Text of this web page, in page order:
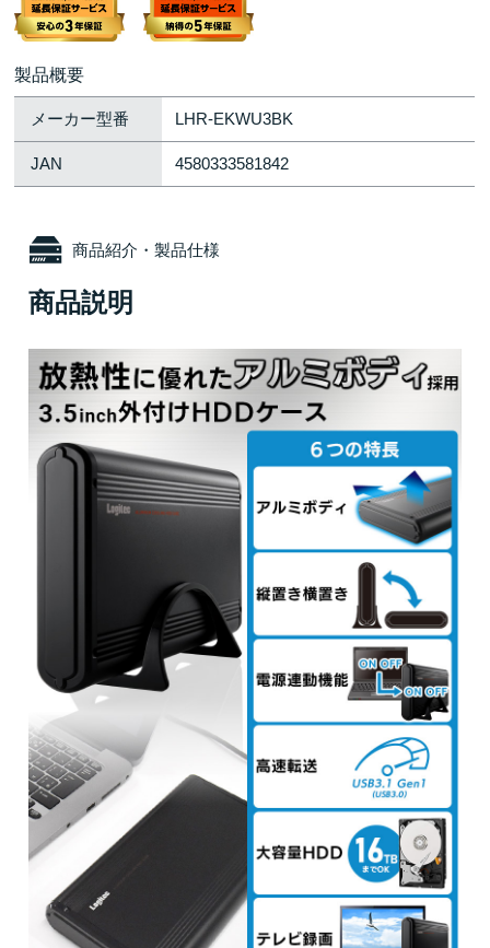
製品概要
メーカー型番 LHR-EKWU3BK
JAN 4580333581842
商品紹介・製品仕様
商品説明